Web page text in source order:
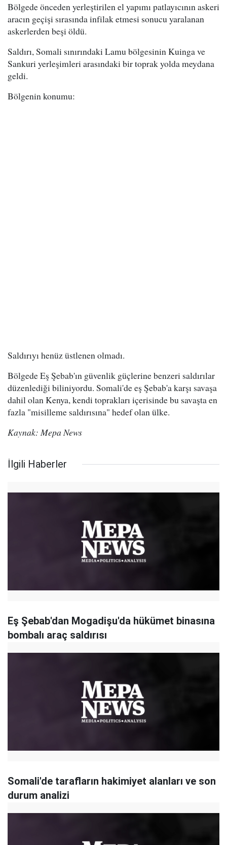
Bölgede önceden yerleştirilen el yapımı patlayıcının askeri
aracın geçişi sırasında infilak etmesi sonucu yaralanan
askerlerden beşi öldü.
Saldırı, Somali sınırındaki Lamu bölgesinin Kuinga ve
Sankuri yerleşimleri arasındaki bir toprak yolda meydana
geldi.
Bölgenin konumu:
Saldırıyı henüz üstlenen olmadı.
Bölgede Eş Şebab'ın güvenlik güçlerine benzeri saldırılar
düzenlediği biliniyordu. Somali'de eş Şebab'a karşı savaşa
dahil olan Kenya, kendi toprakları içerisinde bu savaşta en
fazla "misilleme saldırısına" hedef olan ülke.
Kaynak: Mepa News
İlgili Haberler
Eş Şebab'dan Mogadişu'da hükümet binasına
bombalı araç saldırısı
Somali'de tarafların hakimiyet alanları ve son
durum analizi